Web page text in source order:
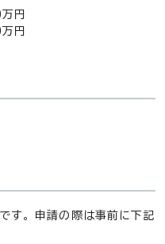
円
円
す。申請の際は事前に下記